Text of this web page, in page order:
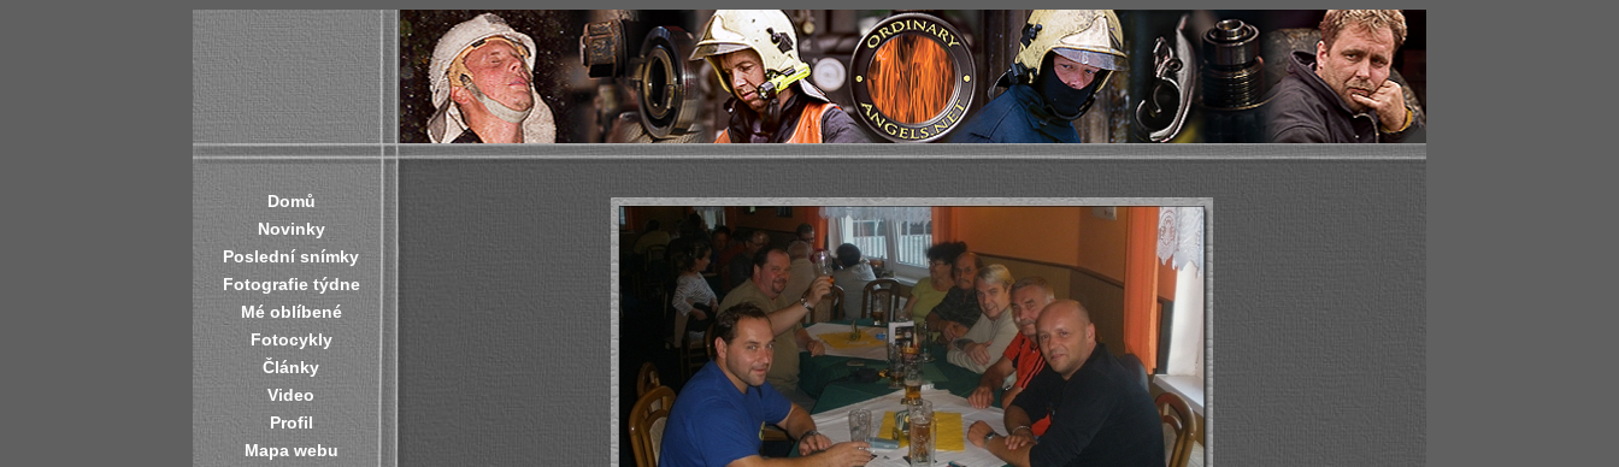
Domů
Novinky
Poslední snímky
Fotografie týdne
Mé oblíbené
Fotocykly
Články
Video
Profil
Mapa webu